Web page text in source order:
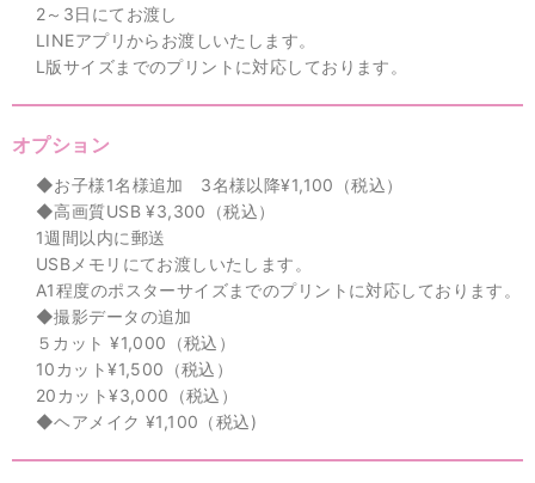
2～3日にてお渡し
LINEアプリからお渡しいたします。
L版サイズまでのプリントに対応しております。
オプション
◆お子様1名様追加 3名様以降¥1,100（税込）
◆高画質USB ¥3,300（税込）
1週間以内に郵送
USBメモリにてお渡しいたします。
A1程度のポスターサイズまでのプリントに対応しております。
◆撮影データの追加
５カット ¥1,000（税込）
10カット¥1,500（税込）
20カット¥3,000（税込）
◆ヘアメイク ¥1,100（税込)